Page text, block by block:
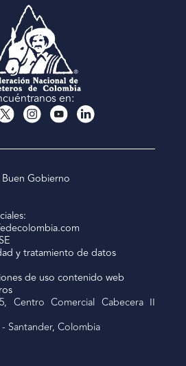
en:
Gobierno
y tratamiento de datos
de uso contenido web
Centro Comercial Cabecera II
Santander, Colombia